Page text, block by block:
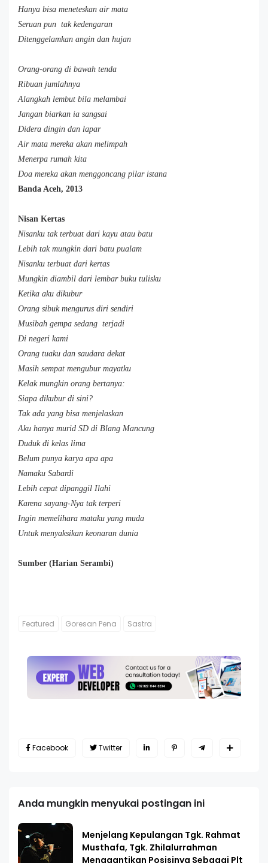
Hanya bisa meneteskan air mata
Seruan pun tak kedengaran
Ditenggelamkan angin dan hujan
Orang-orang di bawah tenda
Ribuan jumlahnya
Alangkah lembut bila melambai
Jangan biarkan ia sangsai
Didera dingin dan lapar
Air mata mereka akan melimpah
Menerpa rumah kita
Doa mereka akan menggoncang pilar istana
Banda Aceh, 2013
Nisan Kertas
Nisanku tak terbuat dari kayu atau batu
Lebih tak mungkin dari batu pualam
Nisanku terbuat dari kertas
Mungkin diambil dari lembar buku tulisku
Ketika aku dikubur
Orang sibuk mengurus diri sendiri
Musibah gempa sedang terjadi
Di negeri kami
Orang tuaku dan saudara dekat
Masih sempat mengubur mayatku
Kelak mungkin orang bertanya:
Siapa dikubur di sini?
Tak ada yang bisa menjelaskan
Aku hanya murid SD di Blang Mancung
Duduk di kelas lima
Belum punya karya apa apa
Namaku Sabardi
Lebih cepat dipanggil Ilahi
Karena sayang-Nya tak terperi
Ingin memelihara mataku yang muda
Untuk menyaksikan keonaran dunia
Sumber (Harian Serambi)
Featured Goresan Pena Sastra
Facebook Twitter
Anda mungkin menyukai postingan ini
Menjelang Kepulangan Tgk. Rahmat
Musthafa, Tgk. Zhilalurrahman
Menggantikan Posisinya Sebagai Plt